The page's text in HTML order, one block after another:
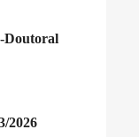
Doutoral
2026